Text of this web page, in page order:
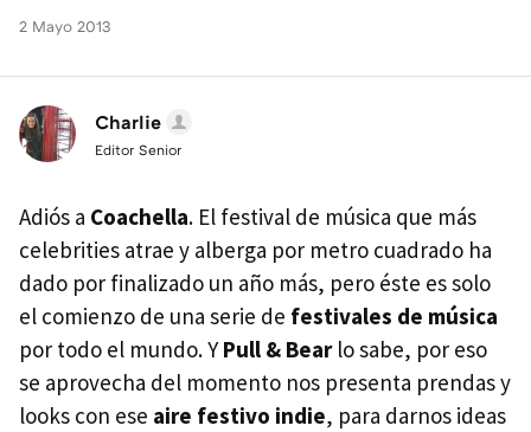
2 Mayo 2013
Charlie
Editor Senior
Adiós a Coachella. El festival de música que más
celebrities atrae y alberga por metro cuadrado ha
dado por finalizado un año más, pero éste es solo
el comienzo de una serie de festivales de música
por todo el mundo. YPull & Bearlo sabe, por eso
se aprovecha del momento nos presenta prendas y
looks con ese aire festivo indie, para darnos ideas